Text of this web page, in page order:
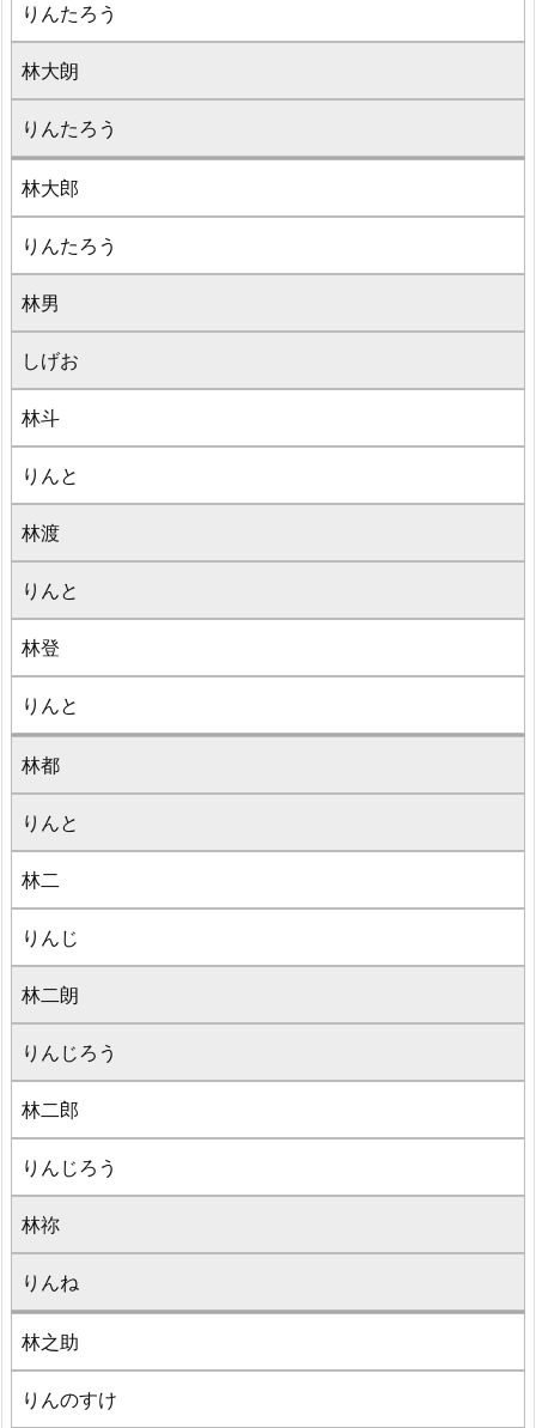
りんたろう
林大朗
りんたろう
林大郎
りんたろう
林男
しげお
林斗
りんと
林渡
りんと
林登
りんと
林都
りんと
林二
りんじ
林二朗
りんじろう
林二郎
りんじろう
林祢
りんね
林之助
りんのすけ